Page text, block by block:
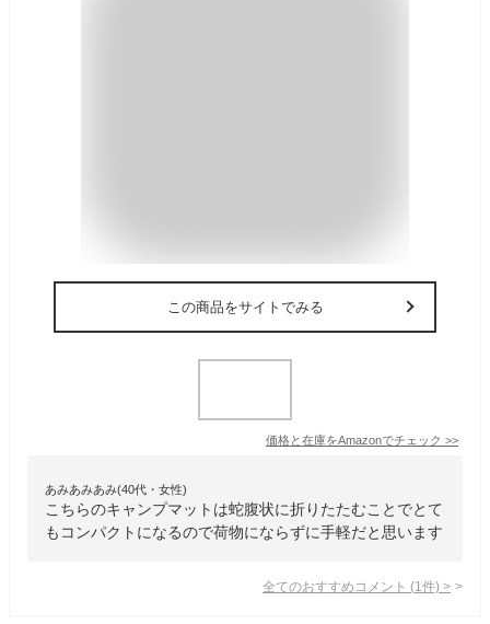
この商品をサイトでみる
価格と在庫をAmazonでチェック >>
あみあみあみ(40代・女性)
こちらのキャンプマットは蛇腹状に折りたたむことでとて
もコンパクトになるので荷物にならずに手軽だと思います
全てのおすすめコメント (1 件) >